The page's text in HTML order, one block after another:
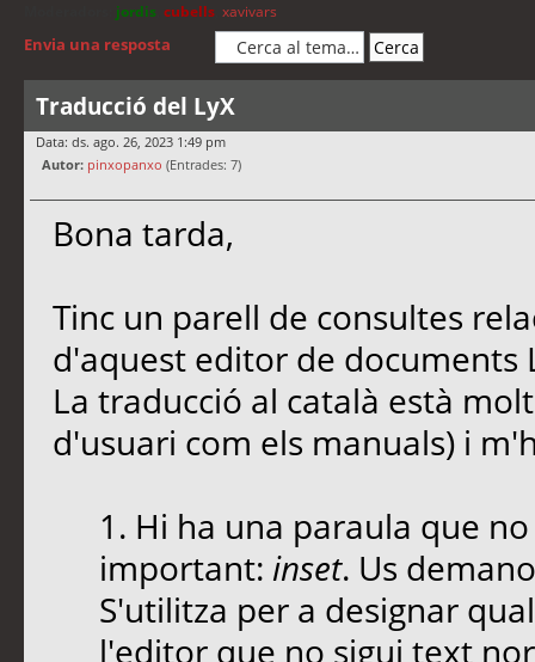
jordis cubells xavivars
Envia una resposta
Traducció del LyX
Data: ds. ago. 26, 2023 1:49 pm
Autor: pinxopanxo (Entrades: 7)
Bona tarda,
Tinc un parell de consultes
d'aquest editor de documents
La traducció al català està
d'usuari com els manuals) i
1. Hi ha una paraula que
important: inset. Us
S'utilitza per a designar
l'editor que no sigui text